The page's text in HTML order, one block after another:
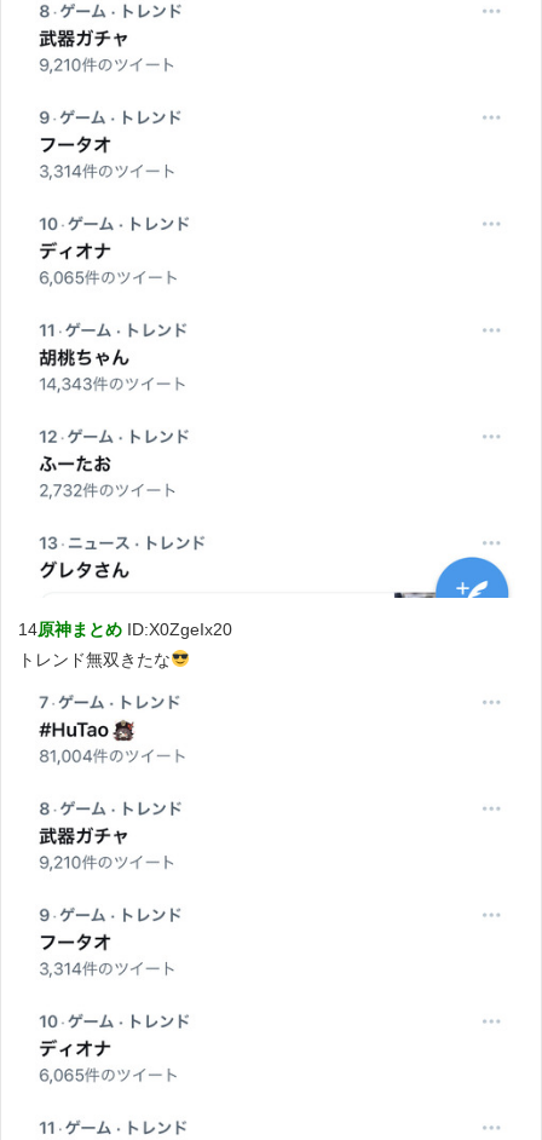
14原神まとめ ID:X0ZgeIx20
トレンド無双きたな